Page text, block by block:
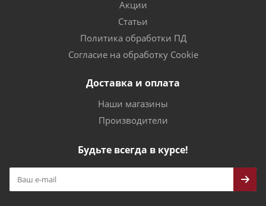
Акции
Статьи
Политика обработки ПД
Согласие на обработку Cookie
Доставка и оплата
Наши магазины
Производители
Будьте всегда в курсе!